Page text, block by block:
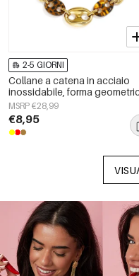
2-5 GIORNI
Collane a catena in acciaio
inossidabile, forma
semplici, serie &quot;Daily
Simple&quot;, gioielli da
MSRP €28,99
€8,95